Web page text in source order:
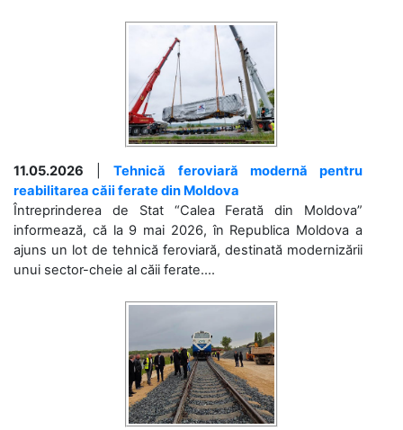
11.05.2026 |Tehnică feroviară modernă pentru
reabilitarea căii ferate din Moldova
Întreprinderea de Stat “Calea Ferată din Moldova”
informează, că la 9 mai 2026, în Republica Moldova a
ajuns un lot de tehnică feroviară, destinată modernizării
unui sector-cheie al căii ferate....